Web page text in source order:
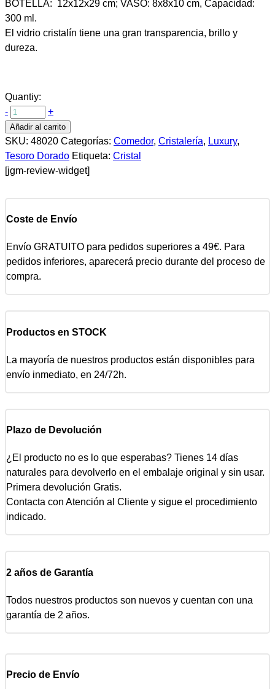
BOTELLA: 12x12x29 cm; VASO: 8x8x10 cm, Capacidad:
300 ml.
El vidrio cristalín tiene una gran transparencia, brillo y
dureza.
Quantiy:
-
+
Añadir al carrito
SKU: 48020 Categorías: Comedor, Cristalería, Luxury,
Tesoro Dorado Etiqueta: Cristal
[jgm-review-widget]
Coste de Envío
Envío GRATUITO para pedidos superiores a 49€. Para
pedidos inferiores, aparecerá precio durante del proceso de
compra.
Productos en STOCK
La mayoría de nuestros productos están disponibles para
envío inmediato, en 24/72h.
Plazo de Devolución
¿El producto no es lo que esperabas? Tienes 14 días
naturales para devolverlo en el embalaje original y sin usar.
Primera devolución Gratis.
Contacta con Atención al Cliente y sigue el procedimiento
indicado.
2 años de Garantía
Todos nuestros productos son nuevos y cuentan con una
garantía de 2 años.
Precio de Envío